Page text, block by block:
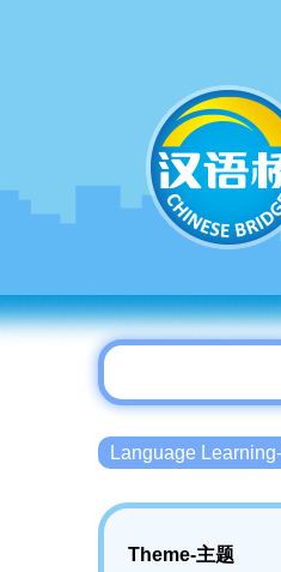
Language
Theme-主题